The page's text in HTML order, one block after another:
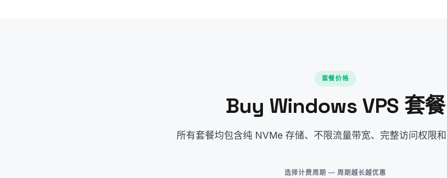
套餐价格
Buy Windows VPS 套餐
所有套餐均包含纯 NVMe 存储、不限流量带宽、完整访问权限
选择计费周期 — 周期越长越优惠